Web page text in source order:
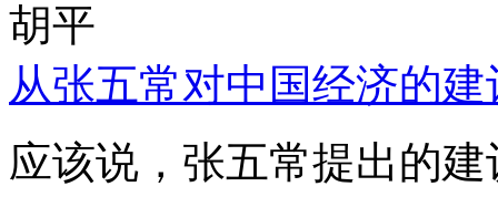
胡平
从张五常对中国经济的
应该说，张五常提出的